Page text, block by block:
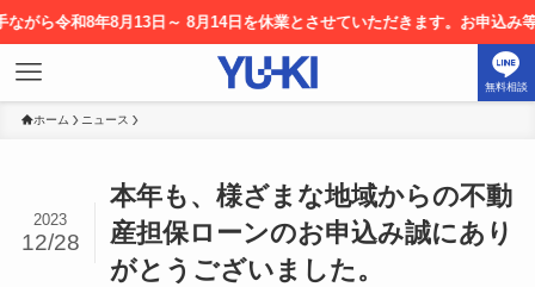
令和8年8月13日～ 8月14日を休業とさせていただきます。お申込み等に
無料相談
ホーム ニュース
本年も、様ざまな地域からの不動
産担保ローンのお申込み誠にあり
がとうございました。
2023
12/28